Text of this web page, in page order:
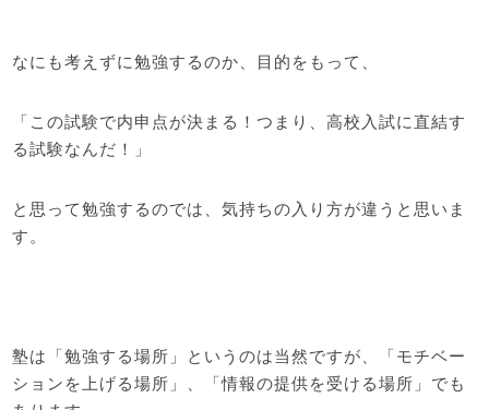
なにも考えずに勉強するのか、目的をもって、
「この試験で内申点が決まる！つまり、高校入試に直結す
る試験なんだ！」
と思って勉強するのでは、気持ちの入り方が違うと思いま
す。
塾は「勉強する場所」というのは当然ですが、「モチベー
ションを上げる場所」、「情報の提供を受ける場所」でも